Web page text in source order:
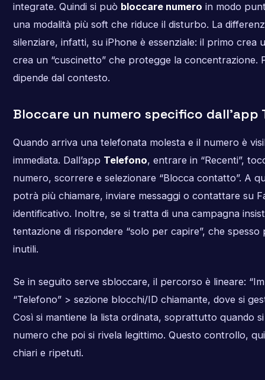
integrate. Quindi si può bloccare numero in modo
una modalità più soft che riduce il disturbo. La
silenziare, infatti, su iPhone è essenziale: il primo crea
crea un “cuscinetto” che protegge la concentrazione.
dipende dal contesto.
Bloccare un numero specifico dall’app
Quando arriva una telefonata molesta e il numero è
immediata. Dall’app Telefono, entrare in “Recenti”,
numero, scorrere e selezionare “Blocca contatto”. A
potrà più chiamare, inviare messaggi o contattare su
identificativo. Inoltre, se si tratta di una campagna
tentazione di rispondere “solo per capire”, che
inutili.
Se in seguito serve sbloccare, il percorso è lineare:
“Telefono” > sezione blocchi/ID chiamante, dove si
Così si mantiene la lista ordinata, soprattutto quando
numero che poi si rivela legittimo. Questo controllo,
chiari e ripetuti.